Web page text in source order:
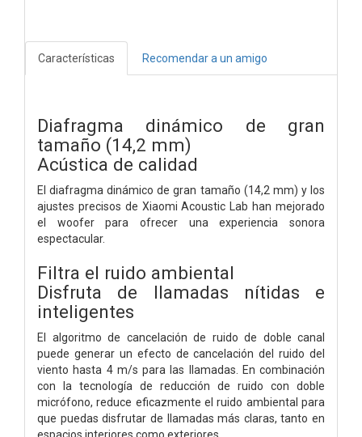
Características Recomendar a un amigo
Diafragma dinámico de gran
tamaño (14,2 mm)
Acústica de calidad
El diafragma dinámico de gran tamaño (14,2 mm) y los
ajustes precisos de Xiaomi Acoustic Lab han mejorado
el woofer para ofrecer una experiencia sonora
espectacular.
Filtra el ruido ambiental
Disfruta de llamadas nítidas e
inteligentes
El algoritmo de cancelación de ruido de doble canal
puede generar un efecto de cancelación del ruido del
viento hasta 4 m/s para las llamadas. En combinación
con la tecnología de reducción de ruido con doble
micrófono, reduce eficazmente el ruido ambiental para
que puedas disfrutar de llamadas más claras, tanto en
espacios interiores como exteriores.